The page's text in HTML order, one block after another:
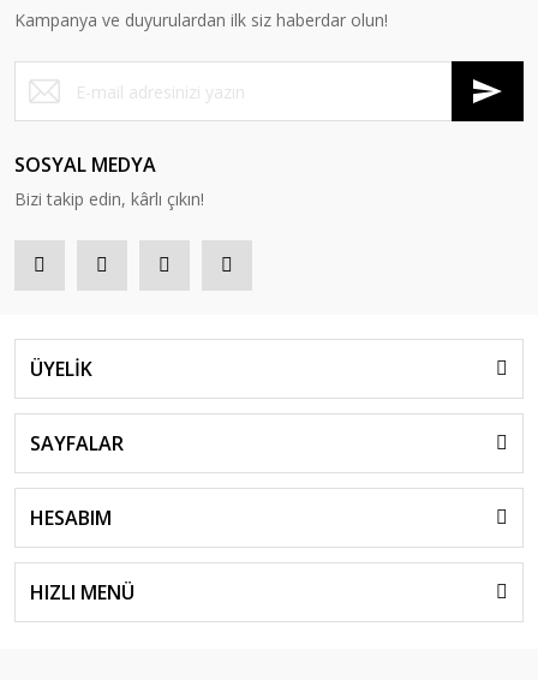
Kampanya ve duyurulardan ilk siz haberdar olun!
SOSYAL MEDYA
Bizi takip edin, kârlı çıkın!
ÜYELİK
SAYFALAR
HESABIM
HIZLI MENÜ